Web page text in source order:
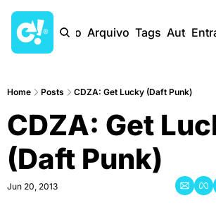
Início Arquivo Tags Autores
Home Posts CDZA: Get Lucky (Daft Punk)
CDZA: Get
(Daft Punk)
Jun 20, 2013